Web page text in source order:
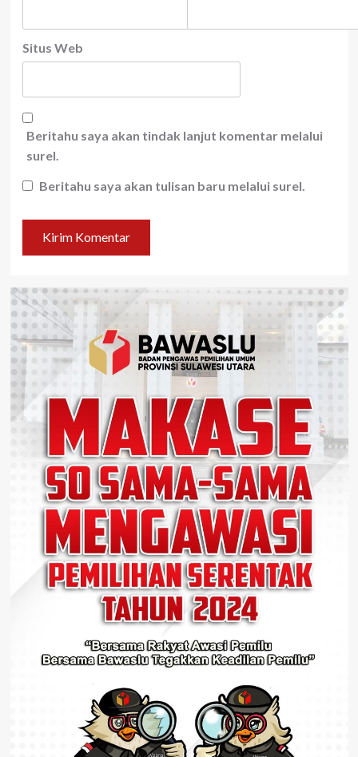
Situs Web
Beritahu saya akan tindak lanjut komentar melalui
surel.
Beritahu saya akan tulisan baru melalui surel.